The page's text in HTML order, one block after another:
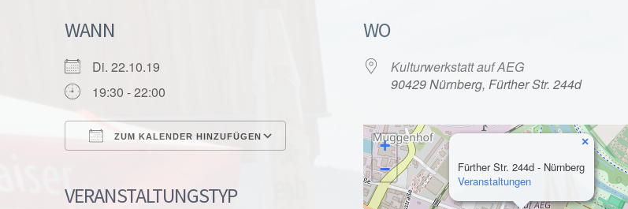
WANN
Di. 22.10.19
19:30 - 22:00
ZUM KALENDER HINZUFÜGEN
Google Kalender iCalendar
VERANSTALTUNGSTYP
WO
Kulturwerkstatt auf AEG
90429 Nürnberg, Fürther Str. 244d
Fürther Str. 244d - Nürnberg
Veranstaltungen
×
+
−